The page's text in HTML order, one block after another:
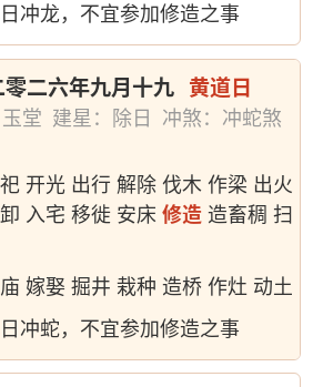
冲龙，不宜参加修造之事
二六年九月十九 黄道日
堂 建星：除日
冲煞：冲蛇煞
开光 出行 解除 伐木 作梁 出火
入宅 移徙 安床修造 造畜稠 扫
嫁娶 掘井 栽种 造桥 作灶 动土
冲蛇，不宜参加修造之事